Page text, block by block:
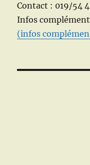
Contact : 019/54
Infos
(infos